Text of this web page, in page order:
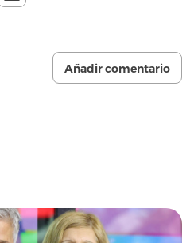
Añadir comentario